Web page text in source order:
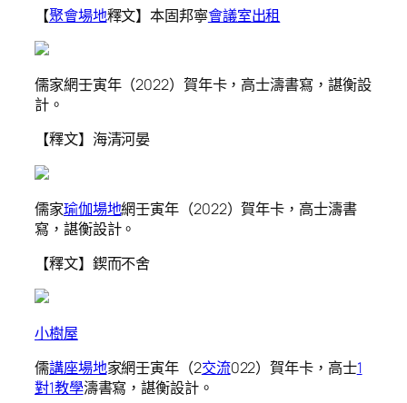
【聚會場地釋文】本固邦寧會議室出租
儒家網壬寅年（2022）賀年卡，高士濤書寫，諶衡設
計。
【釋文】海清河晏
儒家瑜伽場地網壬寅年（2022）賀年卡，高士濤書
寫，諶衡設計。
【釋文】鍥而不舍
小樹屋
儒講座場地家網壬寅年（2交流022）賀年卡，高士1
對1教學濤書寫，諶衡設計。